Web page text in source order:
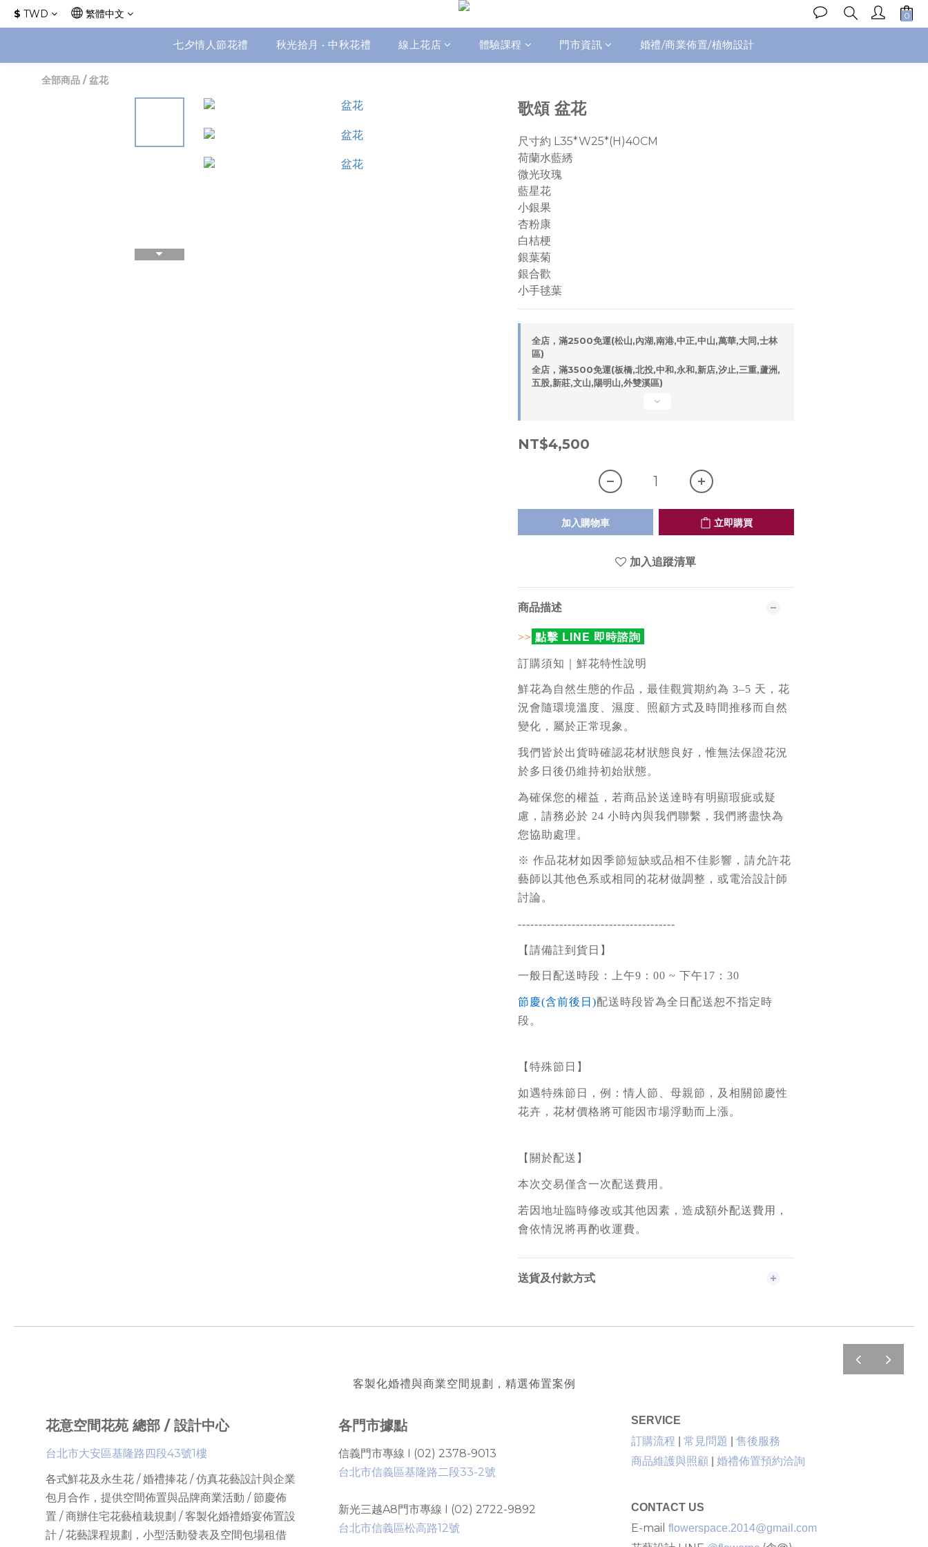
$ TWD 繁體中文
七夕情人節花禮 秋光拾月 • 中秋花禮 線上花店 體驗課程 門市資訊 婚禮/商業佈置/植物設計
全部商品 /盆花
歌頌 盆花
尺寸約 L35*W25*(H)40CM
荷蘭水藍綉
微光玫瑰
藍星花
小銀果
杏粉康
白桔梗
銀葉菊
銀合歡
小手毬葉
全店，滿2500免運(松山,內湖,南港,中正,中山,萬華,大同,士林
區)
全店，滿3500免運(板橋,北投,中和,永和,新店,汐止,三重,蘆洲,
五股,新莊,文山,陽明山,外雙溪區)
NT$4,500
加入購物車 立即購買
加入追蹤清單
商品描述
>> 點擊 LINE 即時諮詢
訂購須知｜鮮花特性說明
鮮花為自然生態的作品，最佳觀賞期約為 3–5 天，花
況會隨環境溫度、濕度、照顧方式及時間推移而自然
變化，屬於正常現象。
我們皆於出貨時確認花材狀態良好，惟無法保證花況
於多日後仍維持初始狀態。
為確保您的權益，若商品於送達時有明顯瑕疵或疑
慮，請務必於 24 小時內與我們聯繫，我們將盡快為
您協助處理。
※ 作品花材如因季節短缺或品相不佳影響，請允許花
藝師以其他色系或相同的花材做調整，或電洽設計師
討論。
--------------------------------------
【請備註到貨日】
一般日配送時段：上午9：00 ~ 下午17：30
節慶(含前後日)配送時段皆為全日配送恕不指定時
段。
【特殊節日】
如遇特殊節日，例：情人節、母親節，及相關節慶性
花卉，花材價格將可能因市場浮動而上漲。
【關於配送】
本次交易僅含一次配送費用。
若因地址臨時修改或其他因素，造成額外配送費用，
會依情況將再酌收運費。
送貨及付款方式
prev next
客製化婚禮與商業空間規劃，精選佈置案例
花意空間花苑 總部 / 設計中心
台北市大安區基隆路四段43號1樓
各式鮮花及永生花 / 婚禮捧花 / 仿真花藝設計與企業
包月合作，提供空間佈置與品牌商業活動 / 節慶佈
置 / 商辦住宅花藝植栽規劃 / 客製化婚禮婚宴佈置設
計 / 花藝課程規劃 ， 小型活動發表及空間包場租借
各門市據點
信義門市專線 I (02) 2378-9013
台北市信義區基隆路二段33-2號
新光三越A8門市專線 I (02) 2722-9892
台北市信義區松高路12號
SERVICE
訂購流程
常見問題 售後服務
商品維護與照顧 婚禮佈置預約洽詢
CONTACT US
E-mail flowerspace.2014@gmail.com